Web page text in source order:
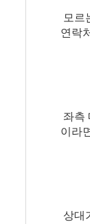
모르
연락
좌측
이라
상대